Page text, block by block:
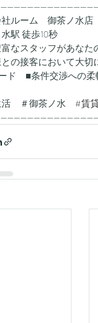
ルーム　御茶ノ水店
駅 徒歩10秒
なスタッフがあなた
の接客において大切
ド　■条件交渉への
活　＃御茶ノ水 #賃